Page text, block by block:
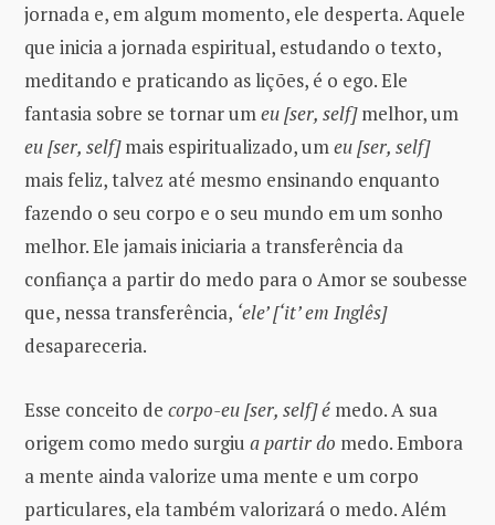
jornada e, em algum momento, ele desperta. Aquele
que inicia a jornada espiritual, estudando o texto,
meditando e praticando as lições, é o ego. Ele
fantasia sobre se tornar umeu [ser, self]melhor, um
eu [ser, self]mais espiritualizado, umeu [ser, self]
mais feliz, talvez até mesmo ensinando enquanto
fazendo o seu corpo e o seu mundo em um sonho
melhor. Ele jamais iniciaria a transferência da
confiança a partir do medo para o Amor se soubesse
que, nessa transferência, ‘ele’ [‘it’ em Inglês]
desapareceria.
Esse conceito de corpo-eu [ser, self]é medo. A sua
origem como medo surgiu a partir do medo. Embora
a mente ainda valorize uma mente e um corpo
particulares, ela também valorizará o medo. Além